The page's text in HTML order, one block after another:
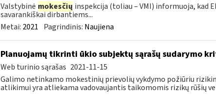
Valstybinė mokesčių inspekcija (toliau – VMI) informuoja, kad
savarankiškai dirbantiems...
Metai: 2021 Pagrindinis: Naujiena
Planuojamų tikrinti ūkio subjektų sąrašų sudarymo
Web turinio sąrašas 2021-11-15
Galimo netinkamo mokestinių prievolių vykdymo požiūriu
atlikimui yra atliekama vadovaujantis taikomomis rizikų rūšių